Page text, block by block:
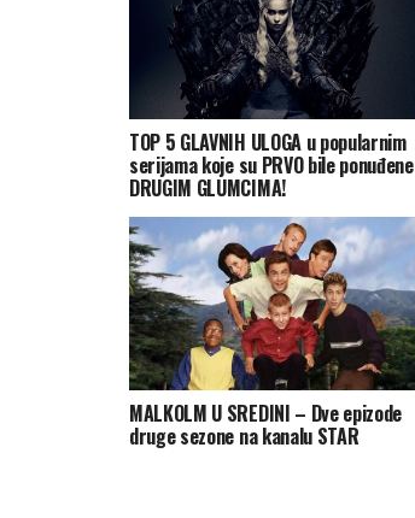
TOP 5 GLAVNIH ULOGA u popularnim
serijama koje su PRVO bile ponuđene
DRUGIM GLUMCIMA!
MALKOLM U SREDINI – Dve epizode
druge sezone na kanalu STAR